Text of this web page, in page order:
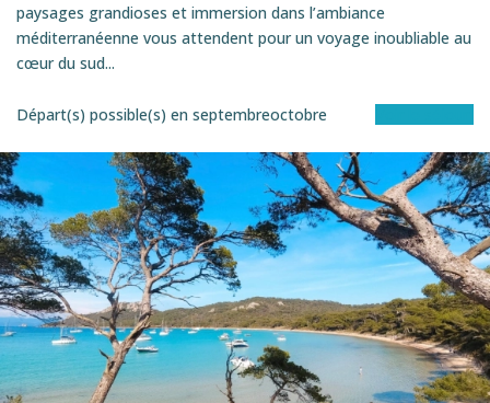
paysages grandioses et immersion dans l’ambiance
méditerranéenne vous attendent pour un voyage inoubliable au
cœur du sud...
Départ(s) possible(s) en septembreoctobre